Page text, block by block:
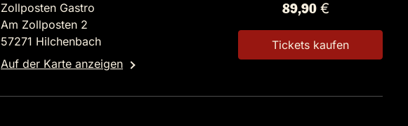
Zollposten Gastro
Am Zollposten 2
57271 Hilchenbach
Auf der Karte anzeigen
89,90 €
Tickets kaufen